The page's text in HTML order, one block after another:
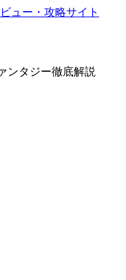
ンタジー徹底解説